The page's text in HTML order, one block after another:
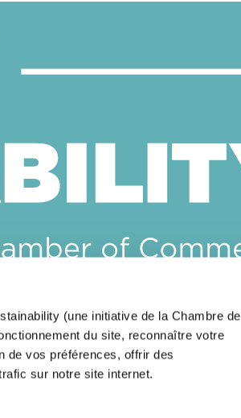
(une initiative de la Chambre de
du site, reconnaître votre
de vos préférences, offrir des
sur notre site internet.
CONTACTEZ-NOUS
RESTEZ INFORMÉ(E)S